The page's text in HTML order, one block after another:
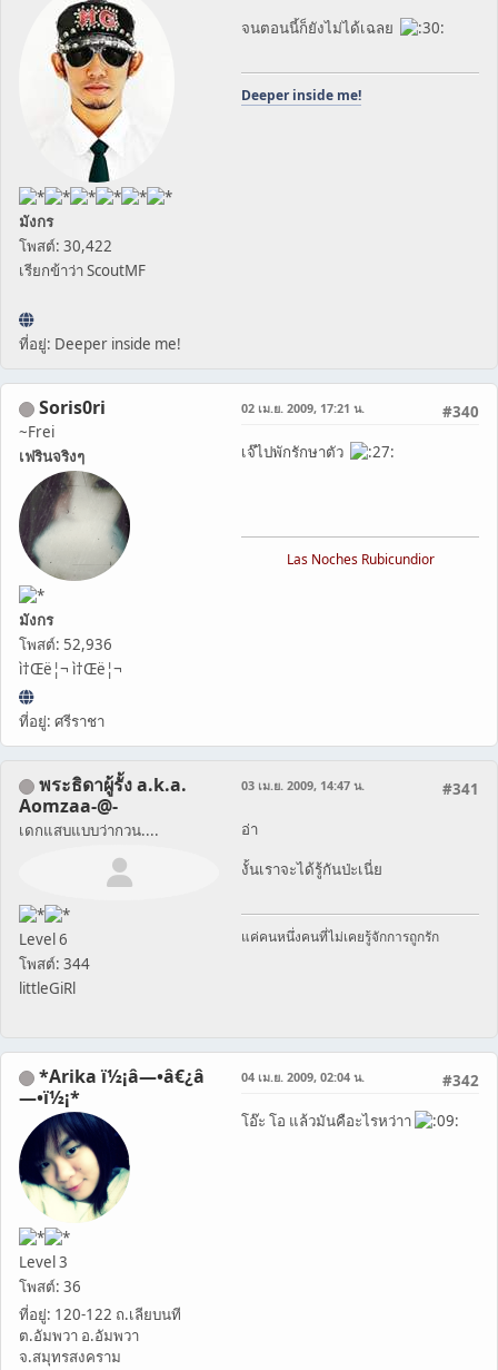
มังกร
โพสต์: 30,422
เรียกข้าว่า ScoutMF
ที่อยู่: Deeper inside me!
จนตอนนี้ก็ยังไม่ได้เฉลย
Deeper inside me!
Soris0ri
~Frei
เฟรินจริงๆ
มังกร
โพสต์: 52,936
ì†Œë¦¬ ì†Œë¦¬
ที่อยู่: ศรีราชา
#340
02 เม.ย. 2009, 17:21 น.
เจ๊ไปพักรักษาตัว
Las Noches Rubicundior
พระธิดาผู้รั้ง a.k.a.
Aomzaa-@-
เดกแสบแบบว่ากวน....
Level 6
โพสต์: 344
littleGiRl
#341
03 เม.ย. 2009, 14:47 น.
อ่า
งั้นเราจะได้รู้กันป่ะเนี่ย
แค่คนหนึ่งคนที่ไม่เคยรู้จักการถูกรัก
*Arika ï½¡â—•â€¿â
—•ï½¡*
Level 3
โพสต์: 36
ที่อยู่: 120-122 ถ.เลียบนที
ต.อัมพวา อ.อัมพวา
จ.สมุทรสงคราม
#342
04 เม.ย. 2009, 02:04 น.
โอ๊ะ โอ แล้วมันคือะไรหว่าา